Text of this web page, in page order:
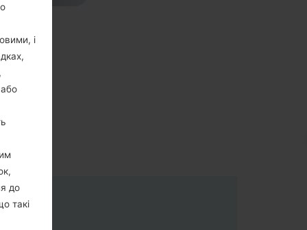
і
до
такі